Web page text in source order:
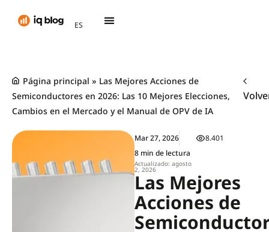
ES
TH
Página principal » Las Mejores Acciones de
Semiconductores en 2026: Las 10 Mejores Elecciones,
Cambios en el Mercado y el Manual de OPV de IA
Mar 27, 2026
8 min de lectura
Actualizado: agosto
2, 2026
8.401
Las Mejores
Acciones de